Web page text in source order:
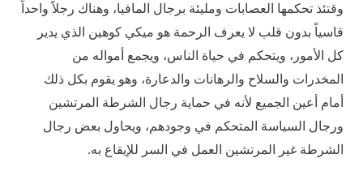
وقتئذ تحكمها العصابات ومليئة برجال المافيا، وهناك رجلاً واحداً
قاسياً بدون قلب لا يعرف الرحمة هو ميكي كوهين الذي يدير
كل الأمور، ويتحكم في حياة الناس، ويجمع أمواله من
المخدرات والسلاح والرهانات والدعارة، وهو يقوم بكل ذلك
أمام أعين الجميع لأنه في حماية رجال الشرطة المرتشين
ورجال السياسة المتحكم في وجودهم، ويحاول بعض رجال
الشرطة غير المرتشين العمل في السر للإيقاع به.